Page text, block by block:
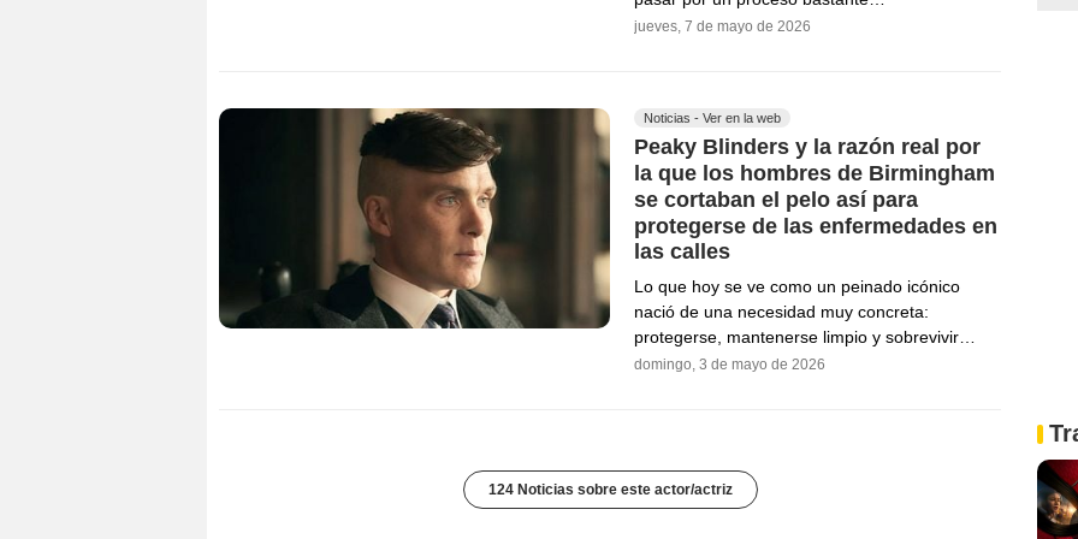
jueves, 7 de mayo de 2026
Noticias - Ver en la web
Peaky Blinders y la razón real por
la que los hombres de Birmingham
se cortaban el pelo así para
protegerse de las enfermedades en
las calles
Lo que hoy se ve como un peinado icónico
nació de una necesidad muy concreta:
protegerse, mantenerse limpio y sobrevivir…
domingo, 3 de mayo de 2026
124 Noticias sobre este actor/actriz